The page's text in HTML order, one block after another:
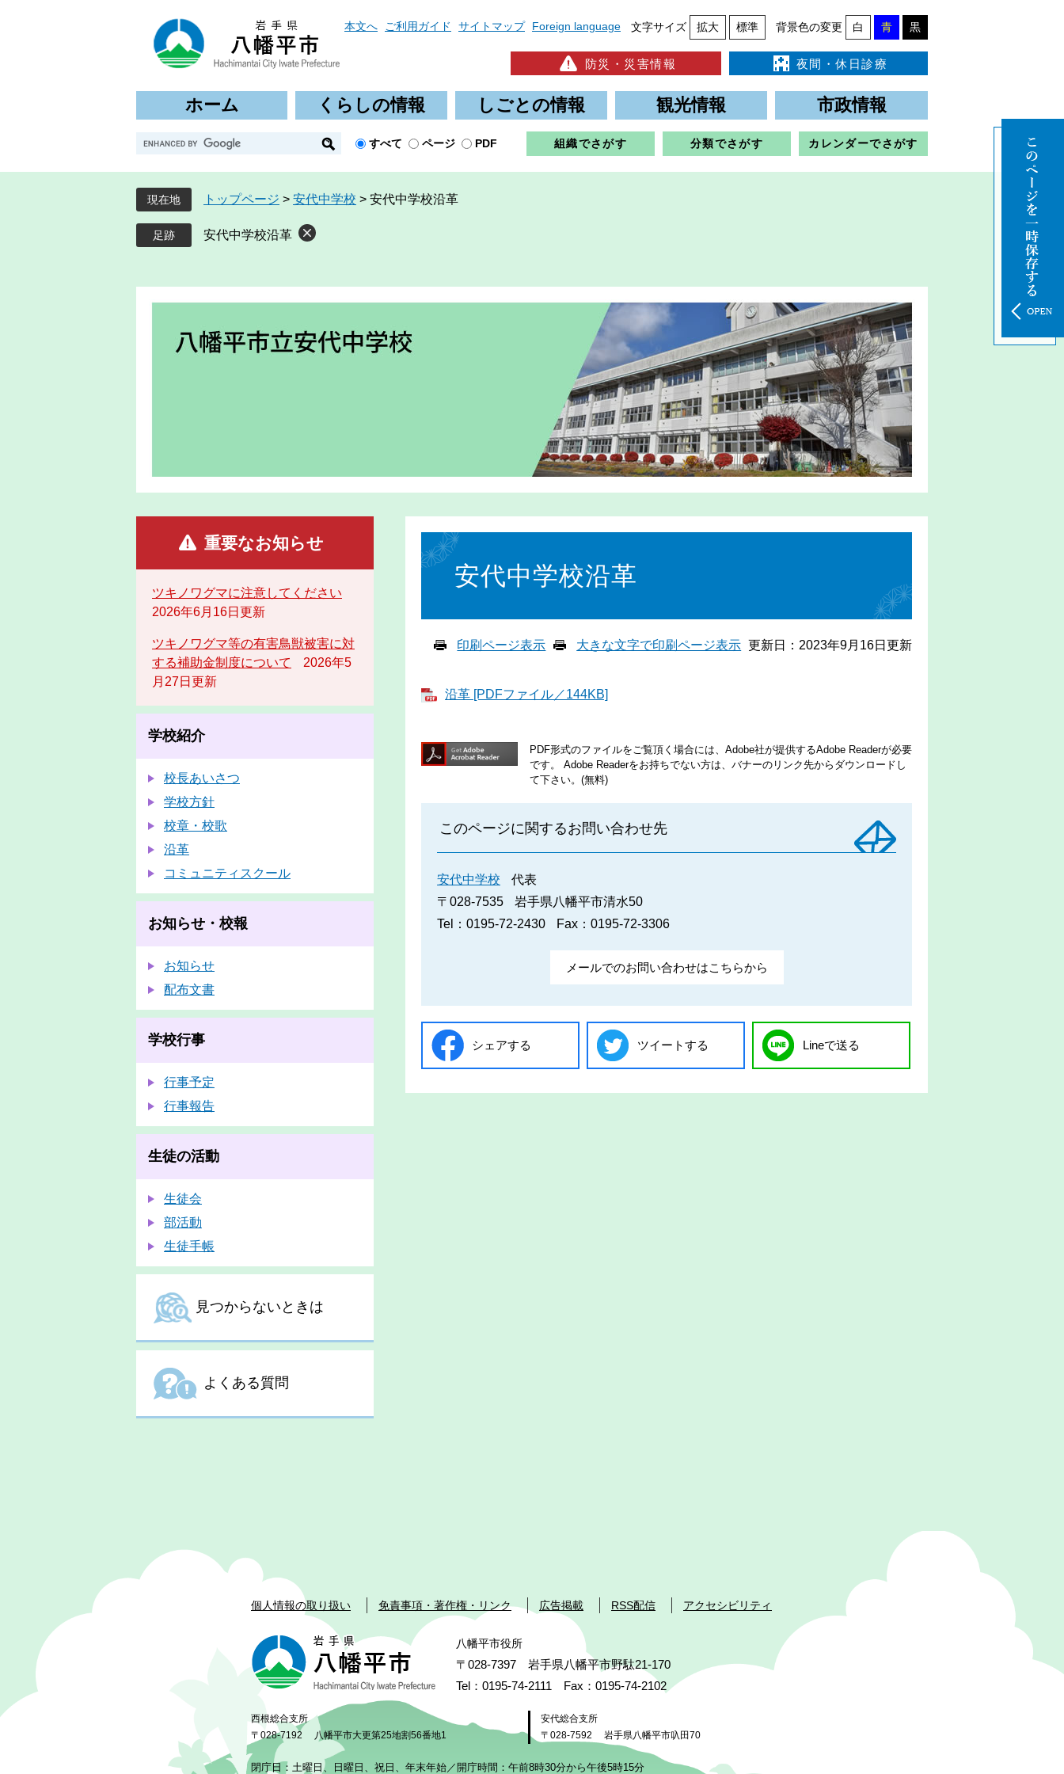
本文へ ご利用ガイド サイトマップ Foreign language 文字サイズ 拡大 標準 背景色の変更 白 青 黒
防災・災害情報 夜間・休日診療
ホーム くらしの情報 しごとの情報 観光情報 市政情報
G
o
g
l
e
カ
すべて ページ PDF 組織でさがす 分類でさがす カレンダーでさがす
現在地 トップページ > 安代中学校 > 安代中学校沿革
安代中学校沿革
文
安代中学校沿革
印刷ページ表示 大きな文字で印刷ページ表示 更新日：2023年9月16日更新
沿革 [PDFファイル／144KB]
PDF形式のファイルをご覧頂く場合には、Adobe社が提供するAdobe Readerが必要
です。
Adobe Readerをお持ちでない方は、バナーのリンク先からダウンロードし
て下さい。(無料)
このページに関するお問い合わせ先
安代中学校
代表
〒028-7535
岩手県八幡平市清水50
Tel：0195-72-2430
Fax：0195-72-3306
メールでのお問い合わせはこちらから
シェアする ツイートする Lineで送る
重要なお知らせ
ツキノワグマに注意してください
2026年6月16日更新
ツキノワグマ等の有害鳥獣被害に対
する補助金制度について
2026年5
月27日更新
学校紹介
校長あいさつ
学校方針
校章・校歌
沿革
コミュニティスクール
お知らせ・校報
お知らせ
配布文書
学校行事
行事予定
行事報告
生徒の活動
生徒会
部活動
生徒手帳
見つからないときは
よくある質問
個人情報の取り扱い 免責事項・著作権・リンク 広告掲載 RSS配信 アクセシビリティ
八幡平市役所
〒028-7397 岩手県八幡平市野駄21-170
Tel：0195-74-2111 Fax：0195-74-2102
西根総合支所
〒028-7192
八幡平市大更第25地割56番地1
安代総合支所
〒028-7592
岩手県八幡平市叺田70
閉庁日：土曜日、日曜日、祝日、年末年始／開庁時間：午前8時30分から午後5時15分